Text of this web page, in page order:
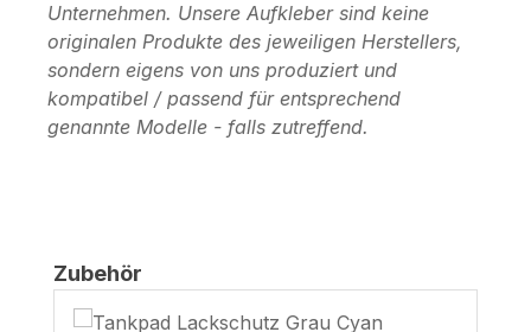
Unternehmen. Unsere Aufkleber sind keine
originalen Produkte des jeweiligen Herstellers,
sondern eigens von uns produziert und
kompatibel / passend für entsprechend
genannte Modelle - falls zutreffend.
Produktgalerie überspringen
Zubehör